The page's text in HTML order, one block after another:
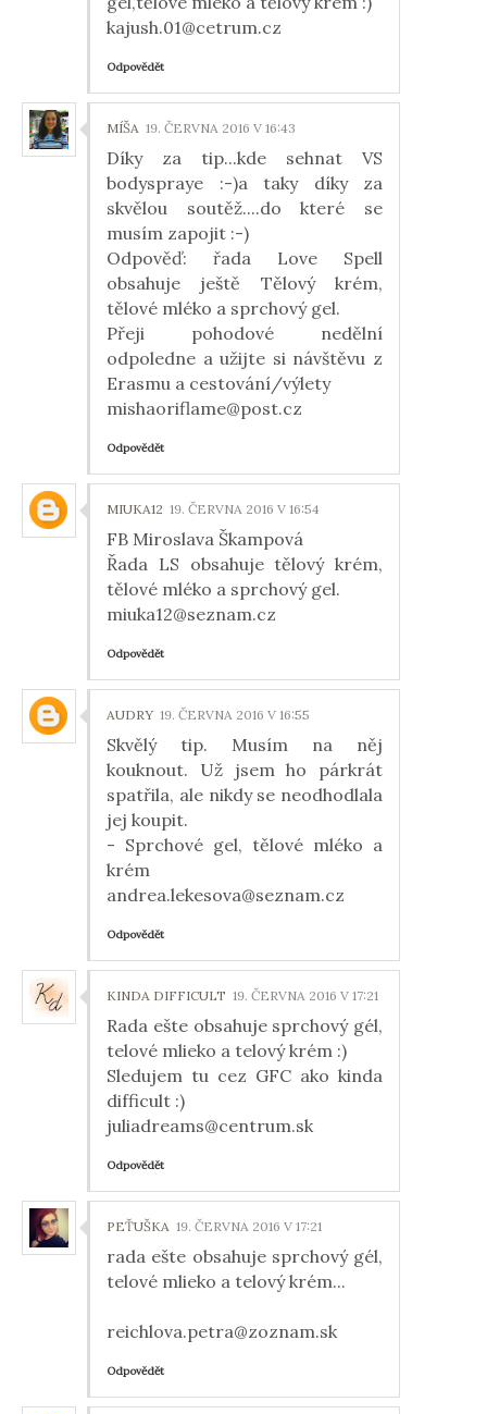
kajush.01@cetrum.cz
Odpovědět
MÍŠA 19. ČERVNA 2016 V 16:43
Díky za tip...kde sehnat VS
bodyspraye :-)a taky díky za
skvělou soutěž....do které se
musím zapojit :-)
Odpověď: řada Love Spell
obsahuje ještě Tělový krém,
tělové mléko a sprchový gel.
Přeji pohodové nedělní
odpoledne a užijte si návštěvu z
Erasmu a cestování/výlety
mishaoriflame@post.cz
Odpovědět
MIUKA12 19. ČERVNA 2016 V 16:54
FB Miroslava Škampová
Řada LS obsahuje tělový krém,
tělové mléko a sprchový gel.
miuka12@seznam.cz
Odpovědět
AUDRY 19. ČERVNA 2016 V 16:55
Skvělý tip. Musím na něj
kouknout. Už jsem ho párkrát
spatřila, ale nikdy se neodhodlala
jej koupit.
- Sprchové gel, tělové mléko a
krém
andrea.lekesova@seznam.cz
Odpovědět
KINDA DIFFICULT 19. ČERVNA 2016 V 17:21
Rada ešte obsahuje sprchový gél,
telové mlieko a telový krém :)
Sledujem tu cez GFC ako kinda
difficult :)
juliadreams@centrum.sk
Odpovědět
PEŤUŠKA 19. ČERVNA 2016 V 17:21
rada ešte obsahuje sprchový gél,
telové mlieko a telový krém...
reichlova.petra@zoznam.sk
Odpovědět